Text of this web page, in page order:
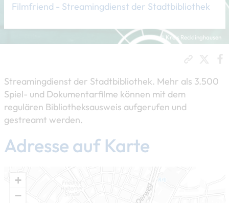
© Kreis Recklinghausen
Filmfriend - Streamingdienst der Stadtbibliothek
Streamingdienst der Stadtbibliothek. Mehr als 3.500
Spiel- und Dokumentarfilme können mit dem
regulären Bibliotheksausweis aufgerufen und
gestreamt werden.
Adresse auf Karte
+
−